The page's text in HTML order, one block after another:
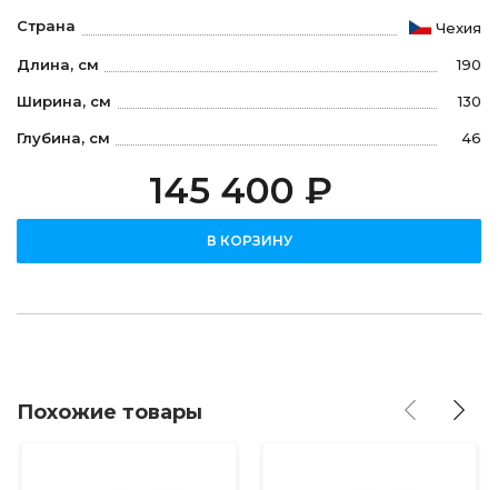
Страна Чехия
Длина, см 190
Ширина, см 130
Глубина, см 46
145 400 ₽
В КОРЗИНУ
Похожие товары